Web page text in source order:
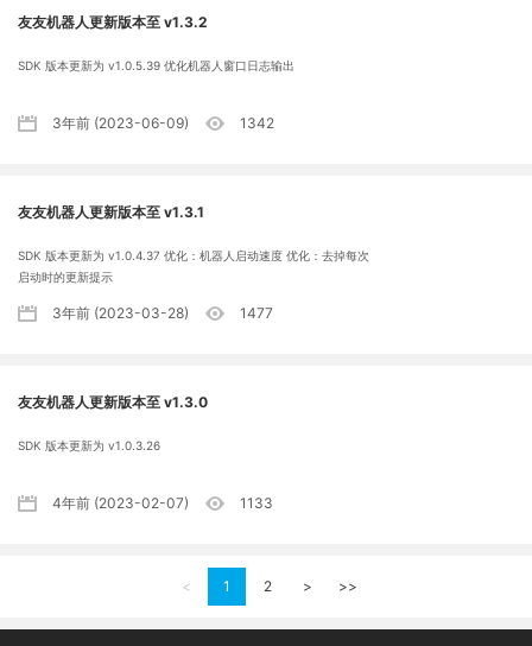
友友机器人更新版本至 v1.3.2
SDK 版本更新为 v1.0.5.39 优化机器人窗口日志输出
3年前 (2023-06-09) 1342
友友机器人更新版本至 v1.3.1
SDK 版本更新为 v1.0.4.37 优化：机器人启动速度 优化：去掉每次
启动时的更新提示
3年前 (2023-03-28) 1477
友友机器人更新版本至 v1.3.0
SDK 版本更新为 v1.0.3.26
4年前 (2023-02-07) 1133
< 1 2 > >>